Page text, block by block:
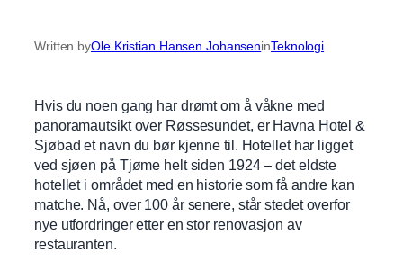
Written byOle Kristian Hansen JohanseninTeknologi
Hvis du noen gang har drømt om å våkne med
panoramautsikt over Røssesundet, er Havna Hotel &
Sjøbad et navn du bør kjenne til. Hotellet har ligget
ved sjøen på Tjøme helt siden 1924 – det eldste
hotellet i området med en historie som få andre kan
matche. Nå, over 100 år senere, står stedet overfor
nye utfordringer etter en stor renovasjon av
restauranten.